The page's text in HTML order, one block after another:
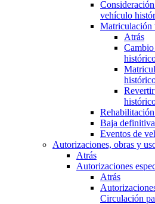
vehículo
Matriculación
Atrás
Baja
Eventos de
Autorizaciones, obras y
Atrás
Autorizaciones
Atrás
Circulación